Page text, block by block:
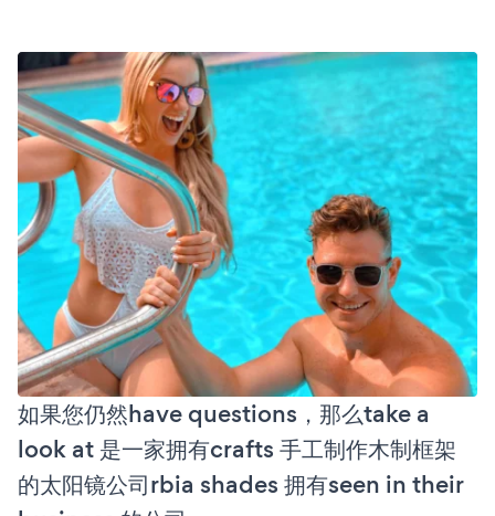
如果您仍然have questions，那么take a
look at 是一家拥有crafts 手工制作木制框架
的太阳镜公司rbia shades 拥有seen in their